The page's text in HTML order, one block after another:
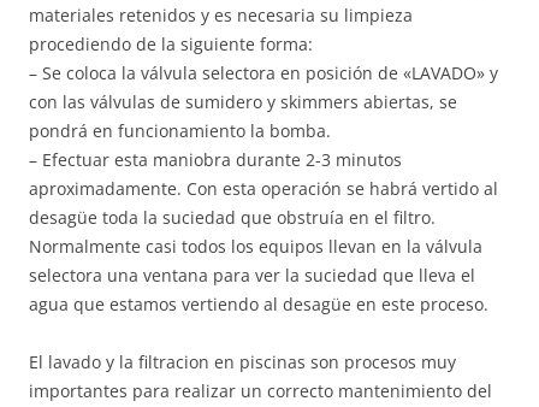
materiales retenidos y es necesaria su limpieza
procediendo de la siguiente forma:
– Se coloca la válvula selectora en posición de «LAVADO» y
con las válvulas de sumidero y skimmers abiertas, se
pondrá en funcionamiento la bomba.
– Efectuar esta maniobra durante 2-3 minutos
aproximadamente. Con esta operación se habrá vertido al
desagüe toda la suciedad que obstruía en el filtro.
Normalmente casi todos los equipos llevan en la válvula
selectora una ventana para ver la suciedad que lleva el
agua que estamos vertiendo al desagüe en este proceso.
El lavado y la filtracion en piscinas son procesos muy
importantes para realizar un correcto mantenimiento del